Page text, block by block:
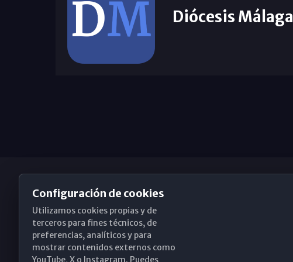
Diócesis Málaga
Obispado de Málaga
Configuración de cookies
Utilizamos cookies propias y de
terceros para fines técnicos, de
preferencias, analíticos y para
mostrar contenidos externos como
YouTube, X o Instagram. Puedes